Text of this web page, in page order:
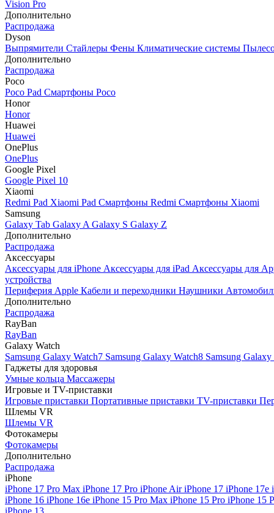
Vision Pro
Дополнительно
Распродажа
Dyson
Выпрямители Стайлеры Фены Климатические системы
Дополнительно
Распродажа
Poco
Poco Pad Смартфоны Poco
Honor
Honor
Huawei
Huawei
OnePlus
OnePlus
Google Pixel
Google Pixel 10
Xiaomi
Redmi Pad Xiaomi Pad Смартфоны Redmi Смартфоны Xiaomi
Samsung
Galaxy Tab Galaxy A Galaxy S Galaxy Z
Дополнительно
Распродажа
Аксессуары
Аксессуары для iPhone Аксессуары для iPad Аксессуары для
устройства
Периферия Apple Кабели и переходники Наушники
Дополнительно
Распродажа
RayBan
RayBan
Galaxy Watch
Samsung Galaxy Watch7 Samsung Galaxy Watch8 Samsung
Гаджеты для здоровья
Умные кольца Массажеры
Игровые и TV-приставки
Игровые приставки Портативные приставки TV-приставки
Шлемы VR
Шлемы VR
Фотокамеры
Фотокамеры
Дополнительно
Распродажа
iPhone
iPhone 17 Pro Max iPhone 17 Pro iPhone AiriPhone 17 iPhone 17e
iPhone 16 iPhone 16e iPhone 15 Pro Max iPhone 15 Pro iPhone 15
iPhone 13